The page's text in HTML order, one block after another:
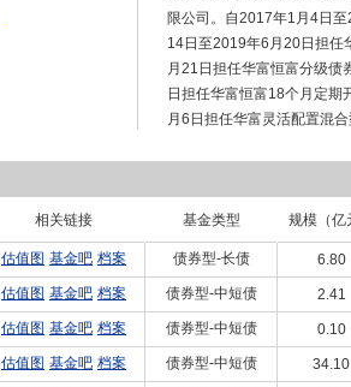
限公司。自2017年1月4日
14日至2019年6月20日担任
月21日担任华富恒富分级
日担任华富恒富18个月定
月6日担任华富灵活配置混
场基金基金经理,自2017年1
理。自2017年1月4日起任
华富恒欣纯债债券型证券投
券型发起式证券投资基金基
式证券投资基金基金经理,
投资基金基金经理,自2024
金基金经理,2025年7月8日
5月8日起任华富富瑞3个月
相关链接 基金类型 规模（亿
估值图 基金吧 档案 债券型-长债 6.80
估值图 基金吧 档案 债券型-中短债 2.41
估值图 基金吧 档案 债券型-中短债 0.10
估值图 基金吧 档案 债券型-中短债 34.10